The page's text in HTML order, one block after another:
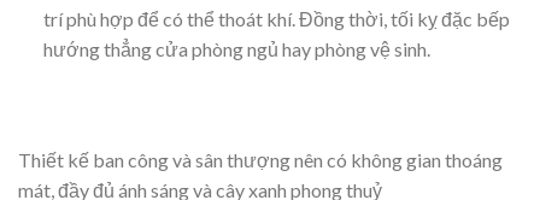
Phòng ngủ: Phòng ngủ là không gian yên tĩnh, giúp cho gia
chủ có thể nghỉ ngơi và tái tạo năng lượng. Phòng ngủ nên
Bếp và phòng ăn: Bếp và phòng ăn là nơi quan trọng đối
với mỗi gia đình. Nên thiết kế bếp và phòng ăn ở những vị